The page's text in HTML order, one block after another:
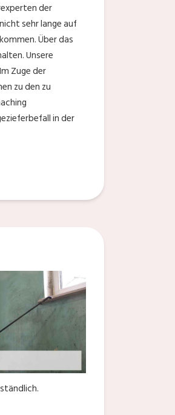
der
sehr lange auf
Über das
Unsere
Zuge der
zu den zu
in der